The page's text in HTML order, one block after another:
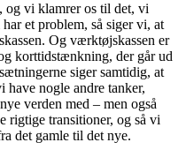
og vi klamrer os til det, vi
et problem, så siger vi, at
Og værktøjskassen er
korttidstænkning, der går ud
siger samtidig, at
have nogle andre tanker,
verden med – men også
rigtige transitioner, og så vi
det gamle til det nye.